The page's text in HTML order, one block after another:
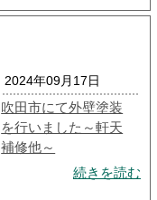
2024年09月17日
吹田市にて外壁塗装
を行いました～軒天
補修他～
続きを読む